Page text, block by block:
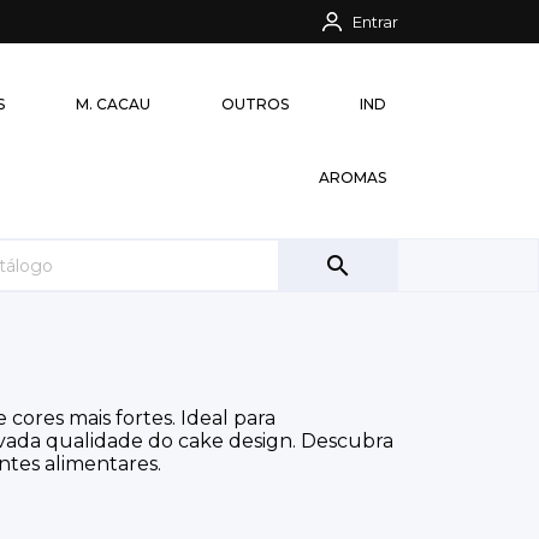
Entrar
M. CACAU OUTROS IND
AROMAS

mais fortes. Ideal para
qualidade do cake design. Descubra
alimentares.